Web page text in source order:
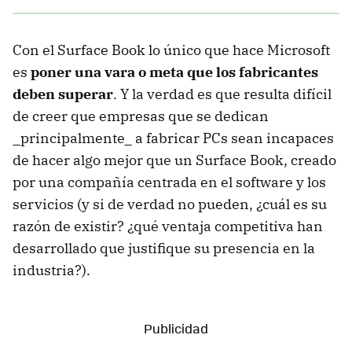
Con el Surface Book lo único que hace Microsoft
es poner una vara o meta que los fabricantes
deben superar. Y la verdad es que resulta difícil
de creer que empresas que se dedican
_principalmente_ a fabricar PCs sean incapaces
de hacer algo mejor que un Surface Book, creado
por una compañía centrada en el software y los
servicios (y si de verdad no pueden, ¿cuál es su
razón de existir? ¿qué ventaja competitiva han
desarrollado que justifique su presencia en la
industria?).